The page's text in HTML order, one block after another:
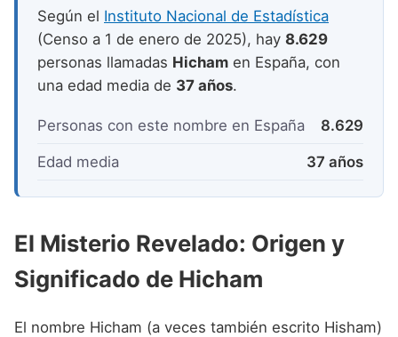
Nombres de niño que empiezan por P
Nombres de niño que empiezan por Q
Nombres de niño que empiezan por R
Nombres de niño que empiezan por W
Nombres de niño que empiezan por X
Nombres de niño que empiezan por Y
Nombres de Niño Valencianos
Nombres de Niño Vascos
Nombres de Niño Rumanos
Nombres de Niño Rusos
Nombres de Niño Suecos
Según el Instituto Nacional de Estadística
(Censo a 1 de enero de 2025), hay 8.629
personas llamadas Hicham en España, con
una edad media de 37 años.
Personas con este nombre en España 8.629
Edad media 37 años
El Misterio Revelado: Origen y
Significado de Hicham
El nombre Hicham (a veces también escrito Hisham)